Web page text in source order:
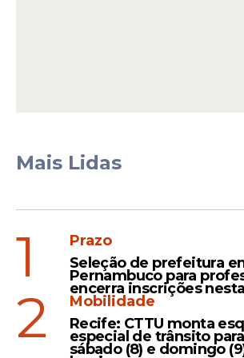
Mais Lidas
1
Prazo
Seleção de prefeitura
Pernambuco para
encerra inscrições
2
Mobilidade
Recife: CTTU monta
especial de trânsito
sábado (8) e domingo